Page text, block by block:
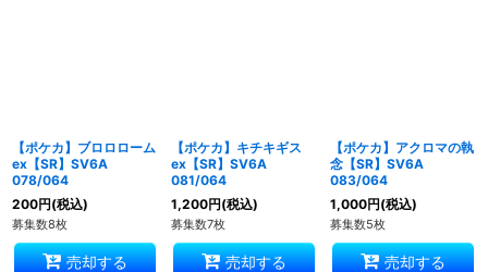
【ポケカ】ブロロローム
ex【SR】SV6A
078/064
200円(税込)
募集数8枚
売却する
【ポケカ】キチキギス
ex【SR】SV6A
081/064
1,200円(税込)
募集数7枚
売却する
【ポケカ】アクロマの執
念【SR】SV6A
083/064
1,000円(税込)
募集数5枚
売却する